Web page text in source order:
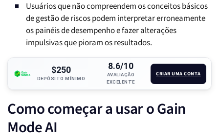
Usuários que não compreendem os conceitos básicos
de gestão de riscos podem interpretar erroneamente
os painéis de desempenho e fazer alterações
impulsivas que pioram os resultados.
$250
DEPÓSITO MÍNIMO
8.6/10
AVALIAÇÃO
EXCELENTE
CRIAR UMA CONTA
Como começar a usar o Gain
Mode AI